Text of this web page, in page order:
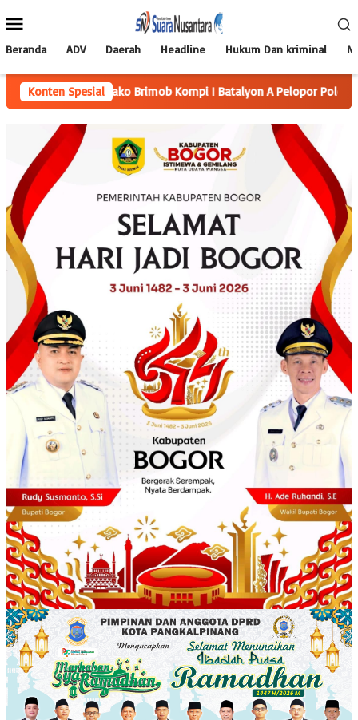
ke
Mobile
Beranda ADV Daerah Headline Hukum Dan kriminal
Konten Spesial
Mako Brimob Kompi I Batalyon A Pelopor Polda Kep. Babel